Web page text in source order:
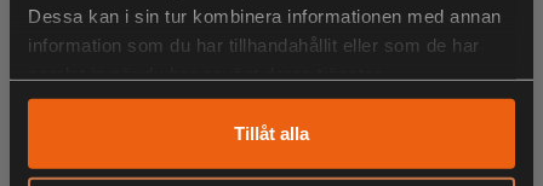
Dessa kan i sin tur kombinera informationen med annan
information som du har tillhandahållit eller som de har
Tillåt alla
KÖPS OFTA TILLSAMMANS
ANDRA HAR OCKSÅ TITTAT PÅ